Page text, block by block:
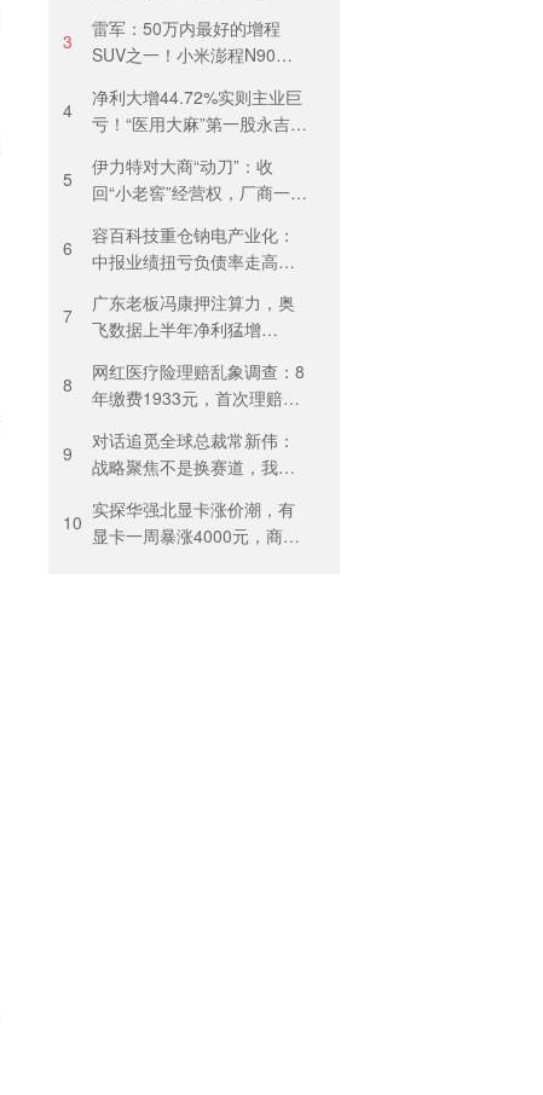
进行安全管理培训
3
雷军：50万内最好的增程
SUV之一！小米澎程N90
制YU7热度？
4
净利大增44.72%实则主业巨
亏！“医用大麻”第一股永吉股
收益“保盈”
5
伊力特对大商“动刀”：收
回“小老窖”经营权，厂商一体
6
容百科技重仓钠电产业化：
中报业绩扭亏负债率走高，
7
广东老板冯康押注算力，奥
飞数据上半年净利猛增
元
8
网红医疗险理赔乱象调查：8
年缴费1933元，首次理赔被
出”困住投保人
9
对话追觅全球总裁常新伟：
战略聚焦不是换赛道，我们
10
实探华强北显卡涨价潮，有
显卡一周暴涨4000元，商